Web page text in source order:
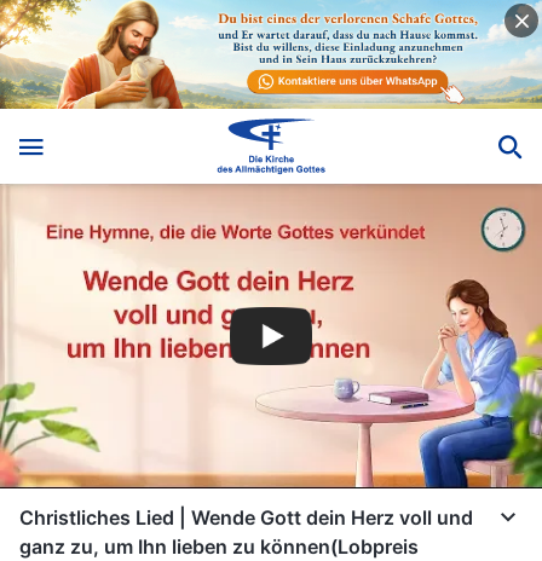
Christliches Lied | Wende Gott dein Herz voll und
ganz zu, um Ihn lieben zu können(Lobpreis